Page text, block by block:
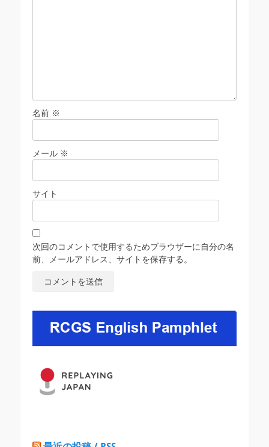
名前 ※
メール ※
サイト
次回のコメントで使用するためブラウザーに自分の名
前、メールアドレス、サイトを保存する。